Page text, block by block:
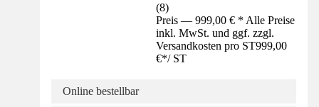
(8)
Preis — 999,00 € * Alle Preise
inkl. MwSt. und ggf. zzgl.
Versandkosten pro ST999,00
€*/ ST
Online bestellbar